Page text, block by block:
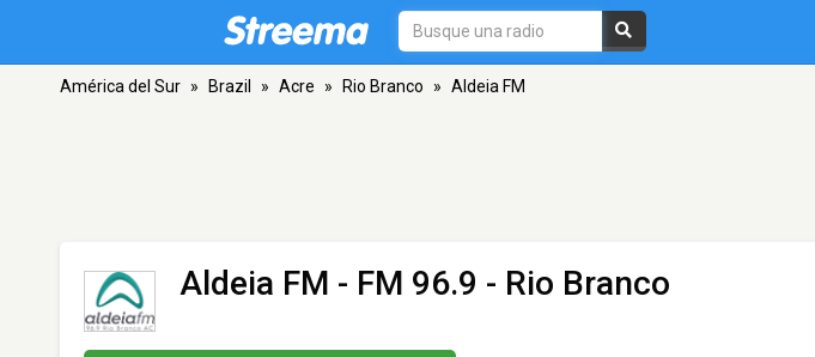
América del Sur » Brazil » Acre » Rio Branco » Aldeia FM
Aldeia FM - FM 96.9 - Rio Branco